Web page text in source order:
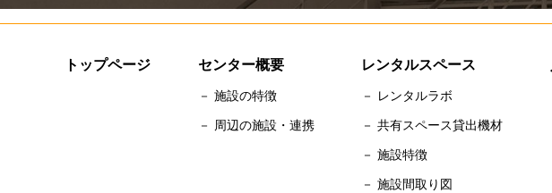
トップページ センター概要
－ 施設の特徴
－ 周辺の施設・連携
レンタルスペース
－ レンタルラボ
－ 共有スペース貸出機材
－ 施設特徴
－ 施設間取り図